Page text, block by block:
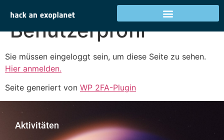
WP 2FA-
Benutzerprofil
Sie müssen eingeloggt sein, um diese Seite zu sehen.
Hier anmelden.
Seite generiert von WP 2FA-Plugin
Aktivitäten